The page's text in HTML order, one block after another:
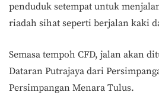
penduduk setempat untuk
riadah sihat seperti berjalan kaki
Semasa tempoh CFD, jalan akan
Dataran Putrajaya dari
Persimpangan Menara Tulus.